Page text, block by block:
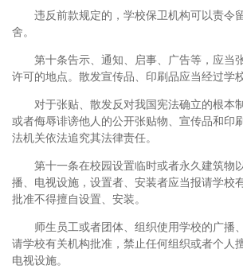
违反前款规定的，学校保卫机构可以责令
舍。
第十条告示、通知、启事、广告等，应当
许可的地点。散发宣传品、印刷品应当经过学
对于张贴、散发反对我国宪法确立的根本
或者侮辱诽谤他人的公开张贴物、宣传品和印
法机关依法追究其法律责任。
第十一条在校园设置临时或者永久建筑物
播、电视设施，设置者、安装者应当报请学校
批准不得擅自设置、安装。
师生员工或者团体、组织使用学校的广播
请学校有关机构批准，禁止任何组织或者个人
电视设施。